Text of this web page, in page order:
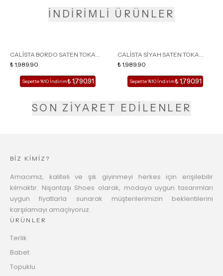
İNDİRİMLİ ÜRÜNLER
CALİSTA BORDO SATEN TOKA
DETAY SİVRİ BURUN KADIN
TOPUKLU TERLİK
₺ 1,989.90
Sepette %10 İndirim₺ 1,790.91
CALİSTA SİYAH SATEN TOKA
DETAY SİVRİ BURUN KADIN
TOPUKLU TERLİK
₺ 1,989.90
Sepette %10 İndirim₺ 1,790.91
SON ZİYARET EDİLENLER
BİZ KİMİZ?
Amacımız, kaliteli ve şık giyinmeyi herkes için erişilebilir
kılmaktır. Nişantaşı Shoes olarak, modaya uygun tasarımları
uygun fiyatlarla sunarak müşterilerimizin beklentilerini
karşılamayı amaçlıyoruz.
ÜRÜNLER
Terlik
Babet
Topuklu